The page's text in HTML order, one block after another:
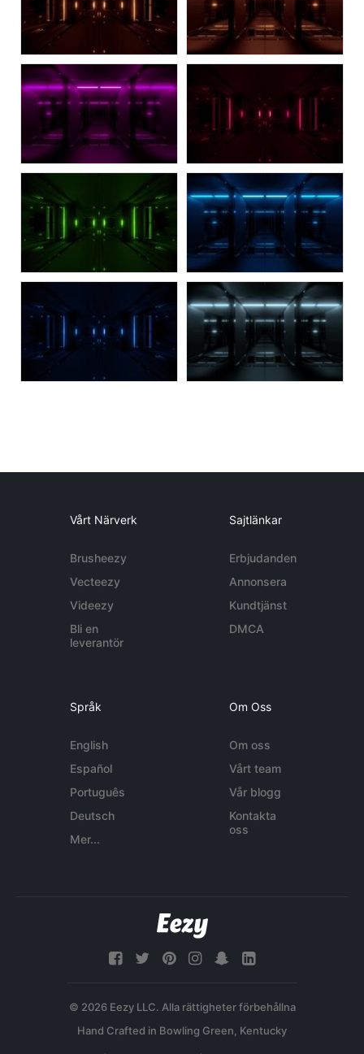
Vårt Närverk
Brusheezy
Vecteezy
Videezy
Bli en
leverantör
Sajtlänkar
Erbjudanden
Annonsera
Kundtjänst
DMCA
Språk
English
Español
Português
Deutsch
Mer...
Om Oss
Om oss
Vårt team
Vår blogg
Kontakta
oss
© 2026 Eezy LLC. Alla rättigheter förbehållna